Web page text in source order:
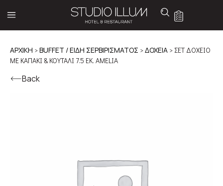
ΑΡΧΙΚΉ >BUFFET / ΕΙΔΗ ΣΕΡΒΙΡΙΣΜΑΤΟΣ >ΔΟΧΕΙΑ > ΣΕΤ ΔΟΧΕΙΟ
ΜΕ ΚΑΠΑΚΙ & ΚΟΥΤΑΛΙ 7.5 ΕΚ. AMELIA
Back